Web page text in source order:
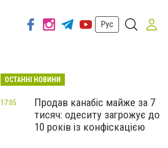
Рус
ОСТАННІ НОВИНИ
Продав канабіс майже за 7
тисяч: одеситу загрожує до
10 років із конфіскацією
17:05